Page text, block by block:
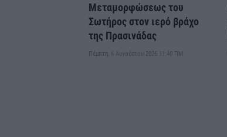
Μεταμορφώσεως του
Σωτήρος στον ιερό βράχο
της Πρασινάδας
Πέμπτη, 6 Αυγούστου 2026 11:40 ΠΜ